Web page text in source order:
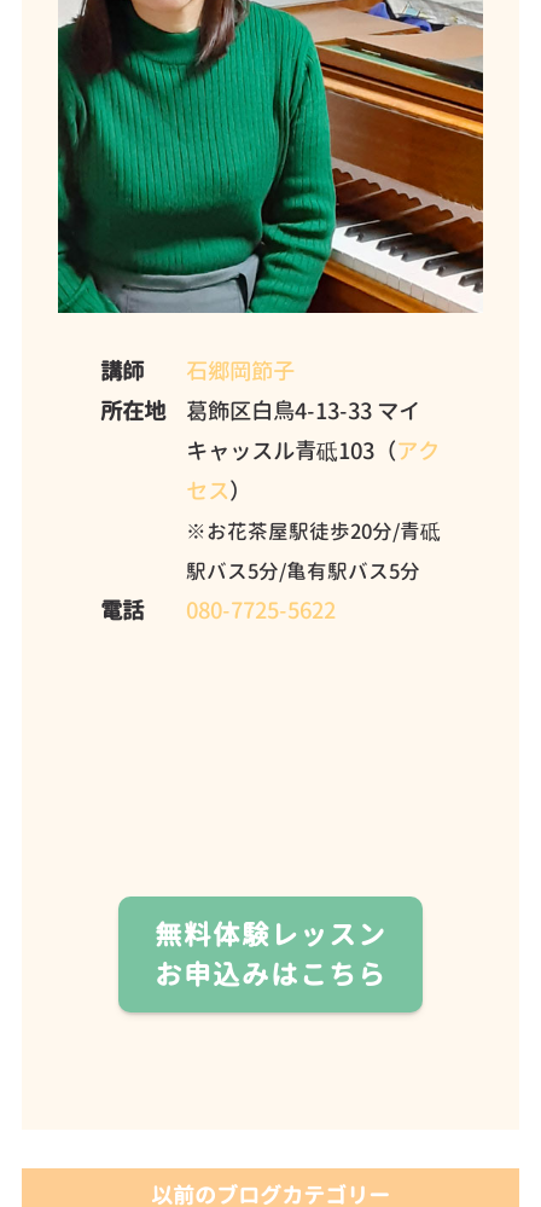
講師
石郷岡節子
所在地
葛飾区白鳥4-13-33 マイ
キャッスル青砥103（アク
セス）
※お花茶屋駅徒歩20分/青砥
駅バス5分/亀有駅バス5分
電話 080-7725-5622
無料体験レッスン
お申込みはこちら
以前のブログカテゴリー